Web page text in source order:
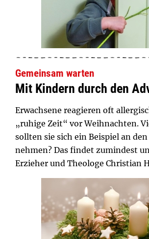
Gemeinsam warten
Mit Kindern durch den
Erwachsene reagieren oft
„ruhige Zeit“ vor Weihnachten.
sollten sie sich ein Beispiel an
nehmen? Das findet zumindest
Erzieher und Theologe Christian